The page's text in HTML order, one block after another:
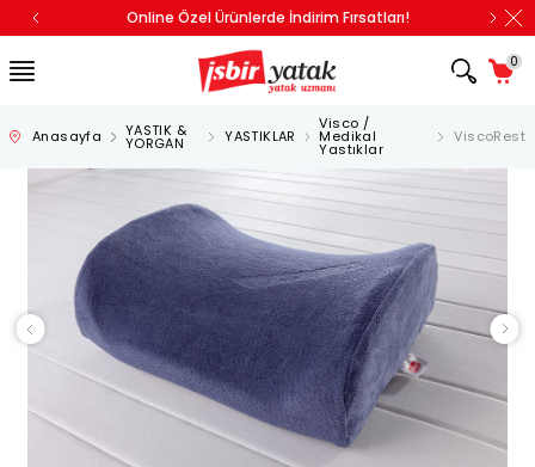
Online Özel Ürünlerde İndirim Fırsatları!
0
Anasayfa YASTIK &
YORGAN YASTIKLAR
Visco /
Medikal
Yastıklar
ViscoRest